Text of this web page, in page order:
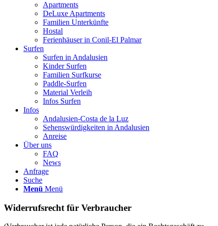
Apartments
DeLuxe Apartments
Familien Unterkünfte
Hostal
Ferienhäuser in Conil-El Palmar
Surfen
Surfen in Andalusien
Kinder Surfen
Familien Surfkurse
Paddle-Surfen
Material Verleih
Infos Surfen
Infos
Andalusien-Costa de la Luz
Sehenswürdigkeiten in Andalusien
Anreise
Über uns
FAQ
News
Anfrage
Suche
Menü Menü
Widerrufsrecht für Verbraucher